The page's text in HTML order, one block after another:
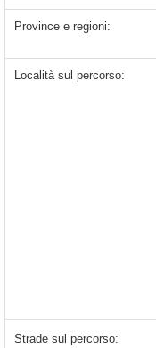
Province e regioni:
Località sul percorso:
Strade sul percorso: